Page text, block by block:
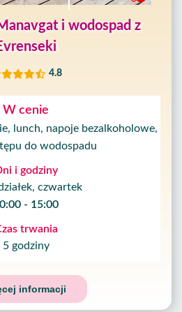
i wodospad z
4.8
W cenie
lunch, napoje bezalkoholowe,
do wodospadu
i godziny
czwartek
- 15:00
trwania
5 godziny
informacji